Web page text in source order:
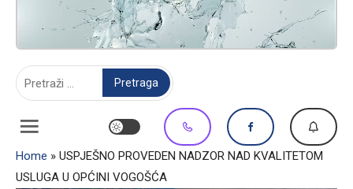
Home » USPJEŠNO PROVEDEN NADZOR NAD KVALITETOM
USLUGA U OPĆINI VOGOŠĆA